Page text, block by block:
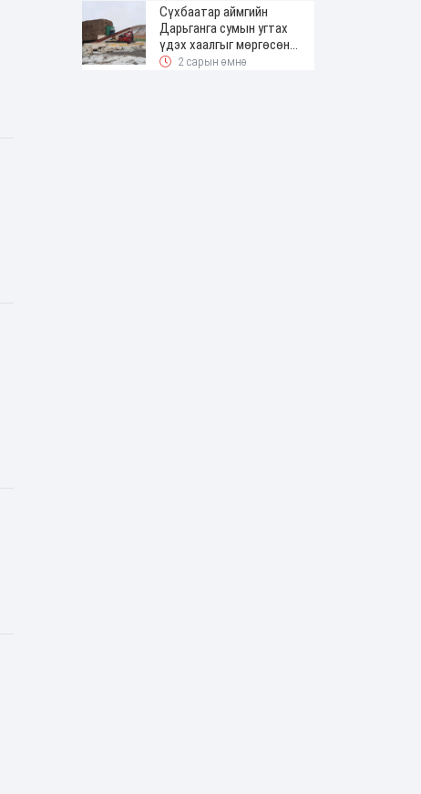
Сүхбаатар аймгийн
Дарьганга сумын угтах
үдэх хаалгыг мөргөсөн
жолоочоос 150 сая төгрөг
2 сарын өмнө